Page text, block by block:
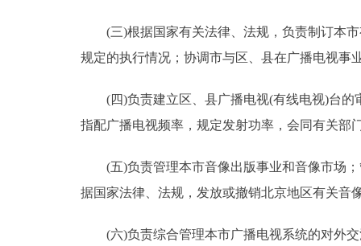
(三)根据国家有关法律、法规，负责制订本市
规定的执行情况；协调市与区、县在广播电视事
(四)负责建立区、县广播电视(有线电视)台的
指配广播电视频率，规定发射功率，会同有关部
(五)负责管理本市音像出版事业和音像市场；
据国家法律、法规，发放或撤销北京地区有关音
(六)负责综合管理本市广播电视系统的对外交